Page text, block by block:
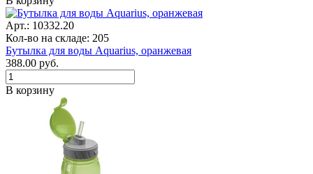
Арт.: 10332.20
Кол-во на складе: 205
Бутылка для воды Aquarius, оранжевая
388.00 руб.
В корзину